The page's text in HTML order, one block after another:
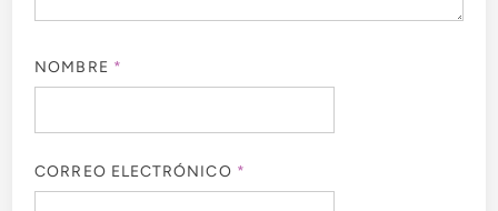
NOMBRE *
CORREO ELECTRÓNICO *